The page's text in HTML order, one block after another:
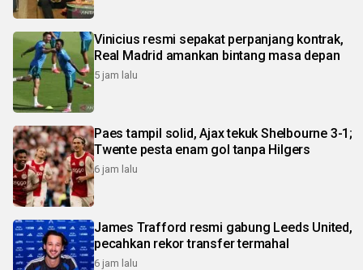
Vinicius resmi sepakat perpanjang kontrak,
Real Madrid amankan bintang masa depan
5 jam lalu
Paes tampil solid, Ajax tekuk Shelbourne 3-1;
Twente pesta enam gol tanpa Hilgers
6 jam lalu
James Trafford resmi gabung Leeds United,
pecahkan rekor transfer termahal
6 jam lalu